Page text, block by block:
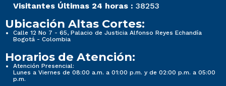
Visitantes Últimas 24 horas : 38253
Ubicación Altas Cortes:
Calle 12 No 7 - 65, Palacio de Justicia Alfonso Reyes Echandía
Bogotá - Colombia
Horarios de Atención:
Atención Presencial:
Lunes a Viernes de 08:00 a.m. a 01:00 p.m. y de 02:00 p.m. a 05:00
p.m.